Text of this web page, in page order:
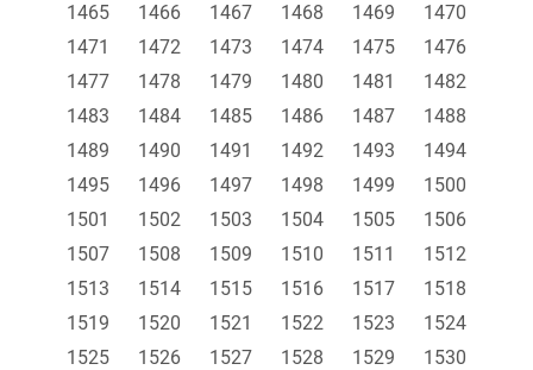
1465
1466 1467 1468 1469
1470
1471
1472 1473 1474 1475
1476
1477
1478 1479 1480 1481
1482
1483
1484 1485 1486 1487
1488
1489
1490 1491 1492 1493
1494
1495
1496 1497 1498 1499
1500
1501
1502 1503 1504 1505
1506
1507
1508 1509 1510 1511
1512
1513
1514 1515 1516 1517
1518
1519
1520 1521 1522 1523
1524
1525
1526 1527 1528 1529
1530